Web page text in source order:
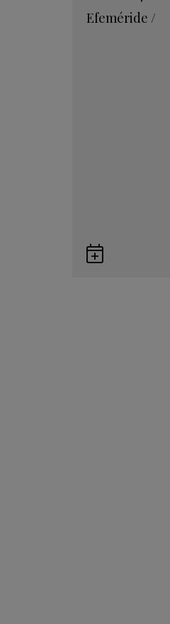
Efeméride /
Guardar
en